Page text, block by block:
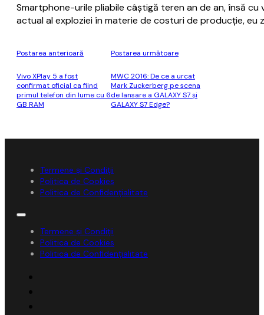
Smartphone-urile pliabile câştigă teren an de an, însă
actual al exploziei în materie de costuri de producţie,
Postarea anterioară
Vivo XPlay 5 a fost
confirmat oficial ca fiind
primul telefon din lume cu 6
GB RAM
Postarea următoare
MWC 2016: De ce a urcat
Mark Zuckerberg pe scena
de lansare a GALAXY S7 și
GALAXY S7 Edge?
Termene și Condiții
Politica de Cookies
Politica de Confidențialitate
Termene și Condiții
Politica de Cookies
Politica de Confidențialitate